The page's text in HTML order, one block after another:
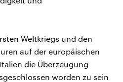
Weltkriegs und den
auf der europäischen
die Überzeugung
worden zu sein